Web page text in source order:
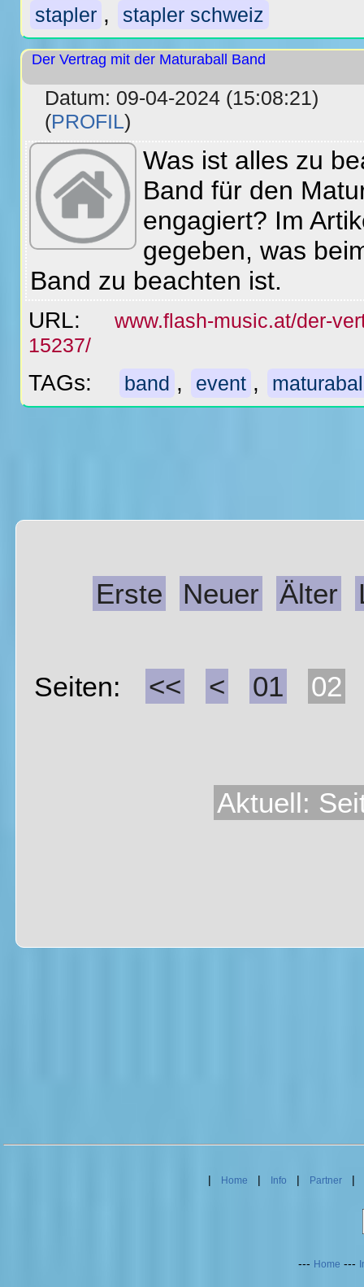
stapler , stapler schweiz
Der Vertrag mit der Maturaball Band
Datum: 09-04-2024 (15:08:21)
(PROFIL)
Was ist alles zu
Band für den
engagiert? Im
gegeben, was
Band zu beachten ist.
URL:
www.flash-music.at/der-
15237/
TAGs: band , event ,
Erste Neuer Älter
Seiten: << < 01 02
Aktuell:
| Home | Info | Partner|
--- Home ---